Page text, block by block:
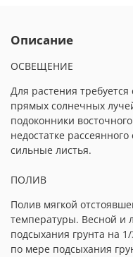
Описание
ОСВЕЩЕНИЕ
Для растения
прямых солнечных
подоконники
недостатке
сильные листья.
ПОЛИВ
Полив мягкой
температуры. Весной и
подсыхания грунта на
по мере подсыхания